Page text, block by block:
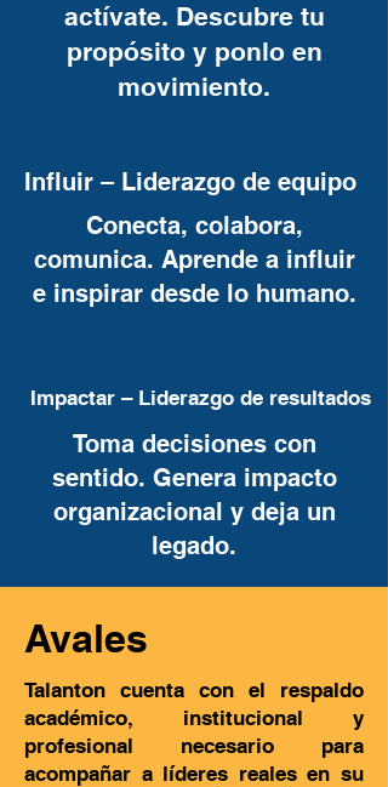
actívate. Descubre tu
propósito y ponlo en
movimiento.
Influir – Liderazgo de equipo
Conecta, colabora,
comunica. Aprende a influir
e inspirar desde lo humano.
Impactar – Liderazgo de resultados
Toma decisiones con
sentido. Genera impacto
organizacional y deja un
legado.
Avales
Talanton cuenta con el respaldo
académico, institucional y
profesional necesario para
acompañar a líderes reales en su